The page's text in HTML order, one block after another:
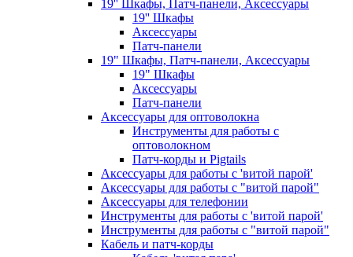
19'' Шкафы, Патч-панели, Аксессуары
19'' Шкафы
Аксессуары
Патч-панели
19" Шкафы, Патч-панели, Аксессуары
19" Шкафы
Аксессуары
Патч-панели
Аксессуары для оптоволокна
Инструменты для работы с
оптоволокном
Патч-корды и Pigtails
Аксессуары для работы с 'витой парой'
Аксессуары для работы с "витой парой"
Аксессуары для телефонии
Инструменты для работы с 'витой парой'
Инструменты для работы с "витой парой"
Кабель и патч-корды